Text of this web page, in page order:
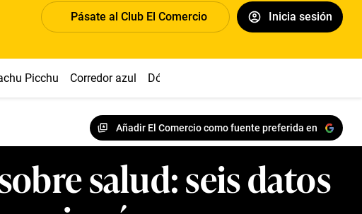
Pásate al Club El Comercio Inicia sesión
Picchu Corredor azul Dólar
Añadir El Comercio como fuente preferida en
salud: seis datos